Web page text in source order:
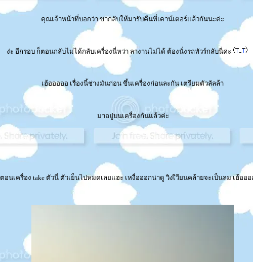
คุณเจ้าหน้าที่บอกว่า ขากลับให้มารับคืนที่เคาน์เตอร์แล้วกันนะค่ะ
ง่ะ อีกรอบ ก็ตอนกลับไม่ได้กลับเครื่องนี่หว่า ลางานไม่ได้ ต้องนั่งรถทัวร์กลับนี่ค่ะ
เฮ้อออออ เรื่องนี้ช่างมันก่อน ขึ้นเครื่องก่อนละกัน เตรียมตัวลัลล้า
มาอยู่บนเครื่องกันแล้วค่ะ
ตอนเครื่อง take ตัวนี่ ตัวเย็นไปหมดเลยแฮะ เหงื่อออกน่าดู วิงเีวียนคล้ายจะเป็นลม เฮ้ออ